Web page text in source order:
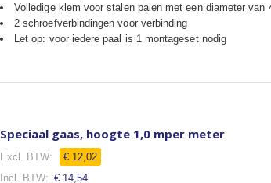
Volledige klem voor stalen palen met een diameter van
2 schroefverbindingen voor verbinding
Let op: voor iedere paal is 1 montageset nodig
Speciaal gaas, hoogte 1,0 mper meter
€ 12,02
€ 14,54